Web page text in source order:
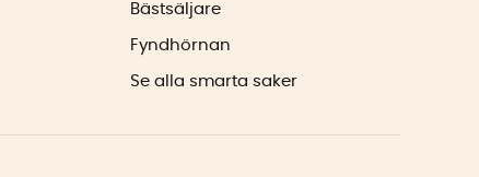
Bästsäljare
Fyndhörnan
Se alla smarta saker